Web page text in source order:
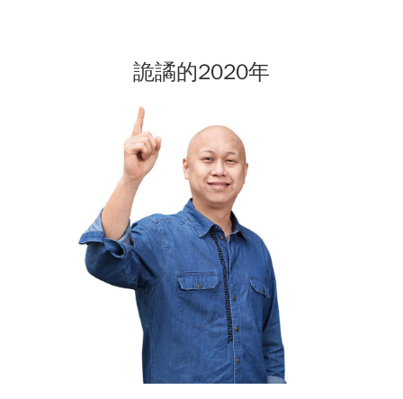
詭譎的2020年